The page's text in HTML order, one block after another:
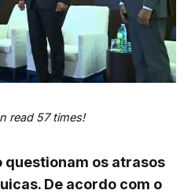
read 57 times!
questionam os atrasos
De acordo com o